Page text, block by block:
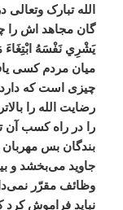
گان مجاهد اش را
يَشْرِي نَفْسَهُ ابْتِغَاءَ
میان مردم کسی
چیزی است که
رضایت الله را
را در راه کسب آن
بندگان بس مهربان
جاوید می‌بخشد و
وظائف مقرّر
نباید فراموش